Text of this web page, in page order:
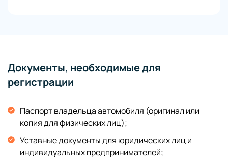
Документы, необходимые для
регистрации
Паспорт владельца автомобиля (оригинал или
копия для физических лиц);
Уставные документы для юридических лиц и
индивидуальных предпринимателей;